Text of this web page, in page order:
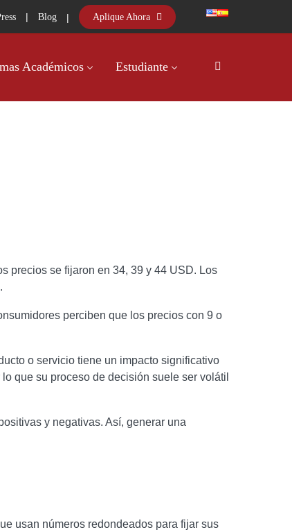
| Blog | Aplique Ahora
Académicos Estudiante
precios se fijaron en 34, 39 y 44 USD. Los
perciben que los precios con 9 o
o servicio tiene un impacto significativo
que su proceso de decisión suele ser volátil
y negativas. Así, generar una
usan números redondeados para fijar sus